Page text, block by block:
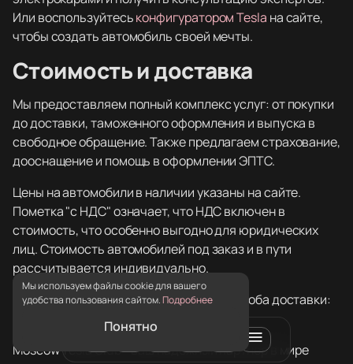
Мы используем файлы cookie для вашего
удобства пользования сайтом.Подробнее
Понятно
Или воспользуйтеськонфигуратором Tesla на сайте,
чтобы создать автомобиль своей мечты.
Стоимость и доставка
Мы предоставляем полный комплекс услуг: от покупки
до доставки, таможенного оформления и выпуска в
свободное обращение. Также предлагаем страхование,
дооснащение и помощь в оформлении ЭПТС.
Цены на автомобили в наличии указаны на сайте.
Пометка "с НДС" означает, что НДС включен в
стоимость, что особенно выгодно для юридических
лиц. Стоимость автомобилей под заказ и в пути
рассчитывается индивидуально.
Цена также зависит от выбранного способа доставки:
морем, сушей или авиаперевозкой.
Moscow Tesla Club - ваш надежный партнер в мире